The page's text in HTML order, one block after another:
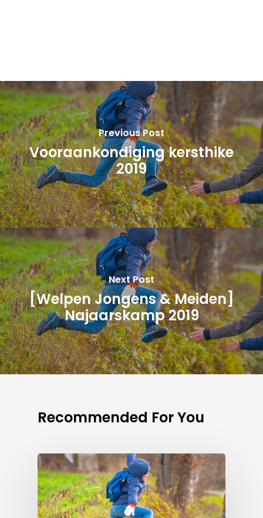
Previous Post
Vooraankondiging kersthike
2019
Next Post
[Welpen Jongens & Meiden]
Najaarskamp 2019
Recommended For You